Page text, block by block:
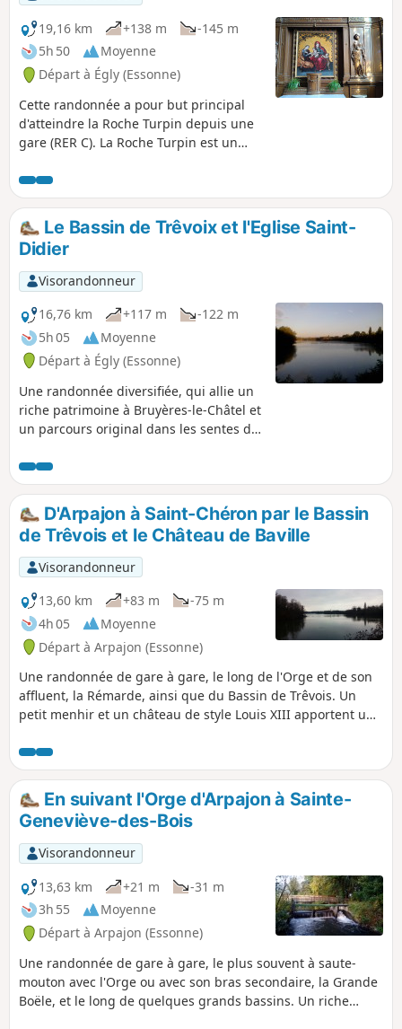
19,16 km
+138 m
-145 m
5h 50
Moyenne
Départ à Égly (Essonne)
Cette randonnée a pour but principal
d'atteindre la Roche Turpin depuis une
gare (RER C). La Roche Turpin est un
d'un plateau gréseux et de ses pentes,
recouverts d'une très belle forêt
peuplée majoritairement de chênes
(avec de superbes spécimens), de
châtaigniers et de pins sylvestres.Au
départ, on profite du sentier aménagé
autour du Bassin de Trévoix (Retenue de
l'Orge). On traverse ensuite
agréablement le bourg de Bruyères-le-
Châtel grâce à un réseau dense de
petites sentes bien conservées. Puis la
belle forêt de Bruyères-le-Châtel (bien
que par de longues lignes droites dues
aux clôtures privatisant de larges
Le Bassin de Trêvoix et l'Eglise Saint-
Didier
Visorandonneur
16,76 km
+117 m
-122 m
5h 05
Moyenne
Départ à Égly (Essonne)
Une randonnée diversifiée, qui allie un
riche patrimoine à Bruyères-le-Châtel et
un parcours original dans les sentes de
forêt, entre les champs ou le long d'un
vaste plan d'eau.
D'Arpajon à Saint-Chéron par le Bassin
de Trêvois et le Château de Baville
Visorandonneur
13,60 km
+83 m
-75 m
4h 05
Moyenne
Départ à Arpajon (Essonne)
Une randonnée de gare à gare, le long de l'Orge et de son
affluent, la Rémarde, ainsi que du Bassin de Trêvois. Un
petit menhir et un château de style Louis XIII apportent une
En suivant l'Orge d'Arpajon à Sainte-
Geneviève-des-Bois
Visorandonneur
13,63 km
+21 m
-31 m
3h 55
Moyenne
Départ à Arpajon (Essonne)
Une randonnée de gare à gare, le plus souvent à saute-
mouton avec l'Orge ou avec son bras secondaire, la Grande
Boële, et le long de quelques grands bassins. Un riche